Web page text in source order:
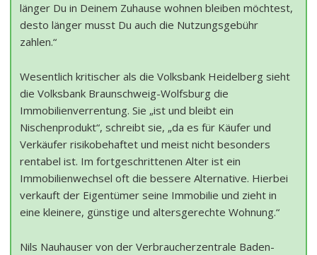
länger Du in Deinem Zuhause wohnen bleiben möchtest,
desto länger musst Du auch die Nutzungsgebühr
zahlen.“
Wesentlich kritischer als die Volksbank Heidelberg sieht
die Volksbank Braunschweig-Wolfsburg die
Immobilienverrentung. Sie „ist und bleibt ein
Nischenprodukt“, schreibt sie, „da es für Käufer und
Verkäufer risikobehaftet und meist nicht besonders
rentabel ist. Im fortgeschrittenen Alter ist ein
Immobilienwechsel oft die bessere Alternative. Hierbei
verkauft der Eigentümer seine Immobilie und zieht in
eine kleinere, günstige und altersgerechte Wohnung.“
Nils Nauhauser von der Verbraucherzentrale Baden-